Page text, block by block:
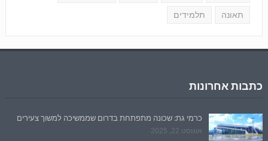
תאונה תלמידים
כתבות אחרונות
כרמי גת: שכונה מתפתחת בדרום שממשיכה למשוך צעירים
אוגוסט 22, 2025